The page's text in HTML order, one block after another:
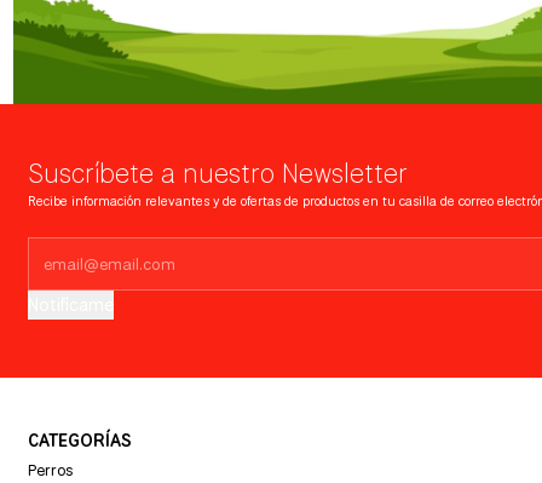
Suscríbete a nuestro Newsletter
Recibe información relevantes y de ofertas de productos en tu casilla de correo
CATEGORÍAS
Perros